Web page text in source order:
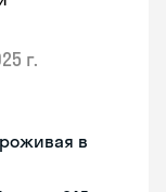
г.
в